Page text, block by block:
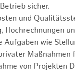
sicher.
und
Hochrechnungen
Aufgaben wie
von Projekten